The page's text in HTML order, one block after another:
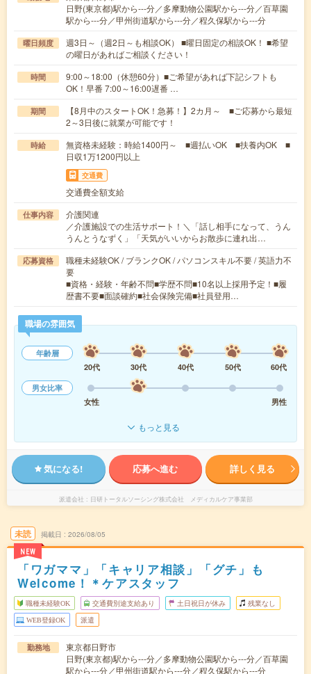
日野(東京都)駅から---分／多摩動物公園駅から---分／百草園
駅から---分／甲州街道駅から---分／程久保駅から---分
曜日頻度
週3日～（週2日～も相談OK） ■曜日固定の相談OK！ ■希望
の曜日があればご相談ください！
時間
9:00～18:00（休憩60分）■ご希望があれば下記シフトも
OK！早番 7:00～16:00遅番 …
期間
【8月中のスタートOK！急募！】2カ月～ ■ご応募から最短
2～3日後に就業が可能です！
時給
無資格未経験：時給1400円～ ■週払いOK ■扶養内OK ■
日収1万1200円以上
交通費
交通費全額支給
仕事内容
介護関連
／介護施設での生活サポート！＼「話し相手になって、うん
うんとうなずく」「天気がいいからお散歩に連れ出…
応募資格
職種未経験OK / ブランクOK / パソコンスキル不要 / 英語力不
要
■資格・経験・年齢不問■学歴不問■10名以上採用予定！■履
歴書不要■面談確約■社会保険完備■社員登用…
職場の雰囲気
年齢層
20代
30代 40代 50代
60代
男女比率
女性
男性
もっと見る
気になる! 応募へ進む 詳しく見る
派遣会社 日研トータルソーシング株式会社 メディカルケア事業部
未読
NEW
掲載日 2026/08/05
「ワガママ」「キャリア相談」「グチ」も
Welcome！＊ケアスタッフ
職種未経験OK 交通費別途支給あり 土日祝日が休み 残業なし
WEB登録OK 派遣
勤務地
東京都日野市
日野(東京都)駅から---分／多摩動物公園駅から---分／百草園
駅から---分／甲州街道駅から---分／程久保駅から---分